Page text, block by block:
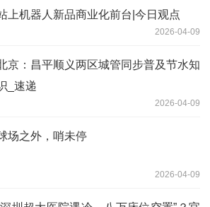
上机器人新品商业化前台|今日观点
2026-04-09
京：昌平顺义两区城管同步普及节水知
_速递
2026-04-09
场之外，哨未停
2026-04-09